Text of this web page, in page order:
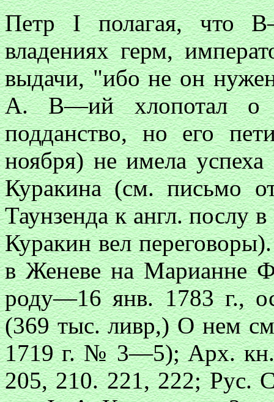
Петр I полагая, что
владениях герм,
выдачи, "ибо не он
А. В—ий хлопотал о
подданство, но его
ноября) не имела успеха
Куракина (см. письмо
Таунзенда к англ. послу
Куракин вел
в Женеве на Mapианне
роду—16 янв. 1783 г.,
(369 тыс. ливр,) О нем
1719 г. № 3—5); Арх. кн.
205, 210. 221, 222; Рус.